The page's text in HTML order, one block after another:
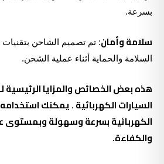
بسرعة.
سلامة وأمان: تم تصميم الشاحن
السلامة والحماية أثناء عملية الشحن.
هذه بعض الخصائص والمزايا
السيارات الكهربائية . يمكنك
الكهربائية بسرعة وسهولة وبمستوى
والكفاءة.